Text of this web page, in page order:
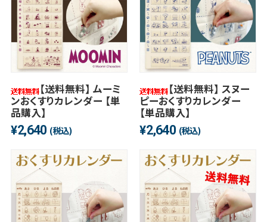
【送料無料】 ムーミ
ンおくすりカレンダー 【単
品購入】
¥2,640 (税込)
【送料無料】 スヌー
ピーおくすりカレンダー
【単品購入】
¥2,640 (税込)